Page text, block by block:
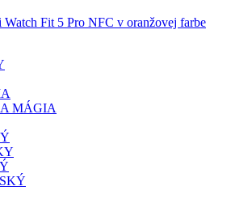
Watch Fit 5 Pro NFC v oranžovej farbe
MÁGIA